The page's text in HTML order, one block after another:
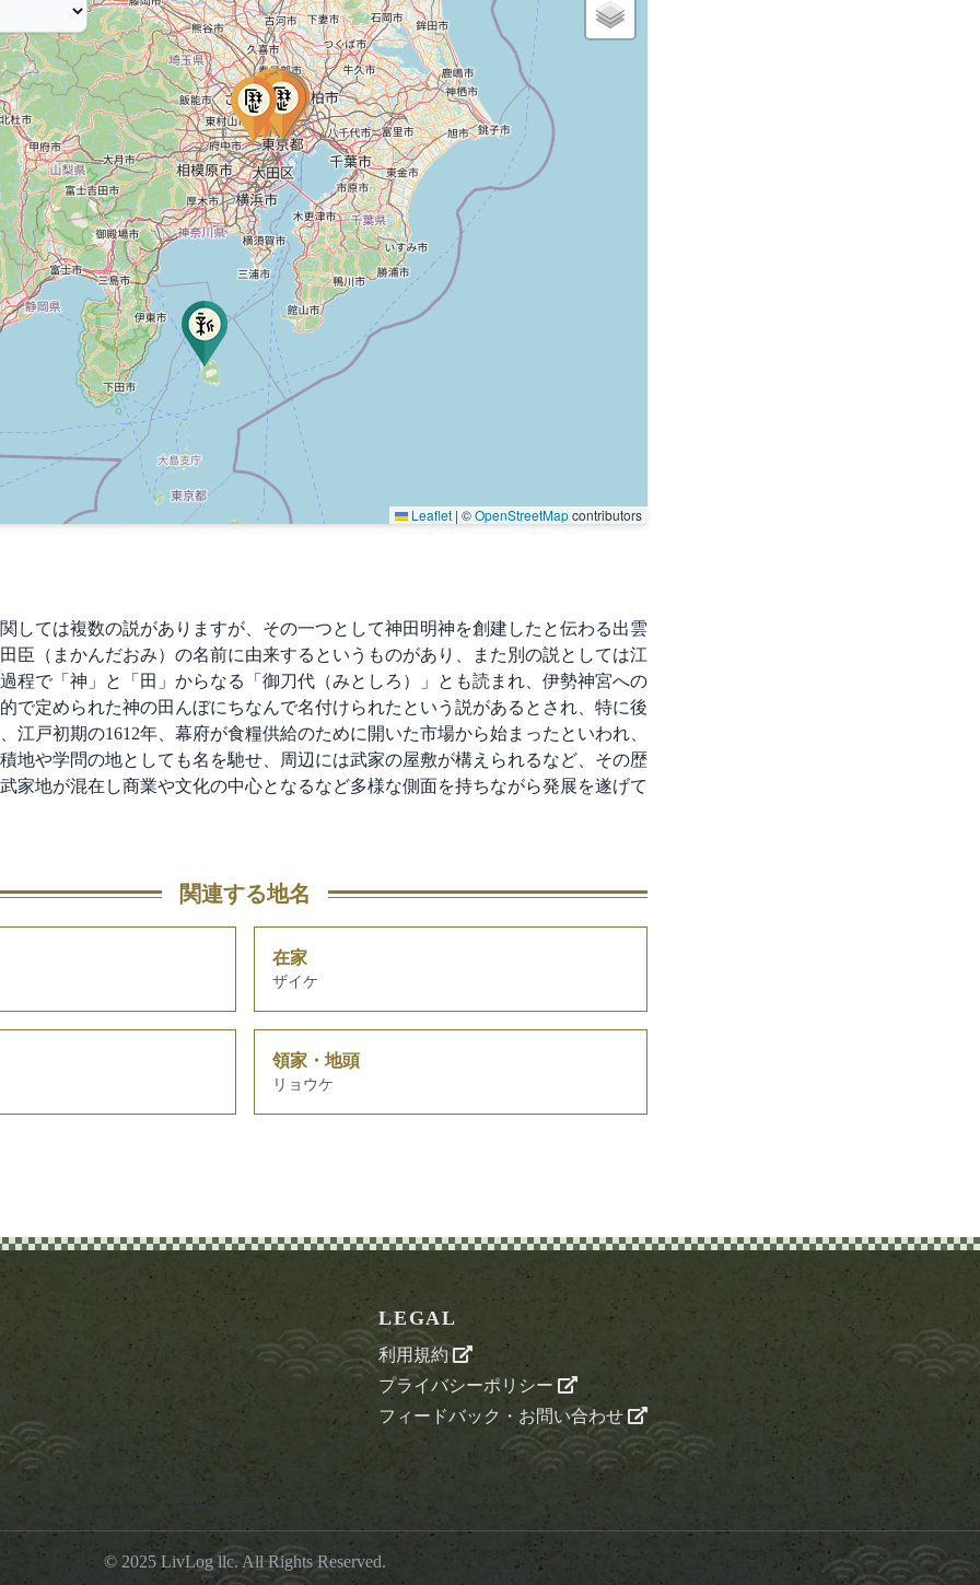
Leaflet | ©OpenStreetMapcontributors
しては複数の説がありますが、その一つとして神田明神を創建したと伝わる出雲
臣（まかんだおみ）の名前に由来するというものがあり、また別の説としては江
程で「神」と「田」からなる「御刀代（みとしろ）」とも読まれ、伊勢神宮への
で定められた神の田んぼにちなんで名付けられたという説があるとされ、特に後
江戸初期の1612年、幕府が食糧供給のために開いた市場から始まったといわれ、
地や学問の地としても名を馳せ、周辺には武家の屋敷が構えられるなど、その歴
家地が混在し商業や文化の中心となるなど多様な側面を持ちながら発展を遂げて
関連する地名
在家
ザイケ
領家・地頭
リョウケ
LEGAL
利用規約
プライバシーポリシー
フィードバック・お問い合わせ
© 2025 LivLog llc. All Rights Reserved.